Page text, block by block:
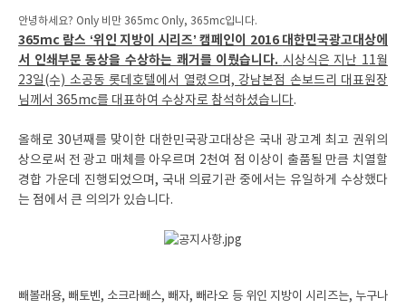
안녕하세요? Only 비만 365mc Only, 365mc입니다.
365mc 람스 ‘위인 지방이 시리즈’ 캠페인이 2016 대한민국광고대상에
서 인쇄부문 동상을 수상하는 쾌거를 이뤘습니다. 시상식은 지난 11월
23일(수) 소공동 롯데호텔에서 열렸으며, 강남본점 손보드리 대표원장
님께서 365mc를 대표하여 수상자로 참석하셨습니다.
올해로 30년째를 맞이한 대한민국광고대상은 국내 광고계 최고 권위의
상으로써 전 광고 매체를 아우르며 2천여 점 이상이 출품될 만큼 치열할
경합 가운데 진행되었으며, 국내 의료기관 중에서는 유일하게 수상했다
는 점에서 큰 의의가 있습니다.
빼볼래용, 빼토벤, 소크라빼스, 빼자, 빼라오 등 위인 지방이 시리즈는, 누구나